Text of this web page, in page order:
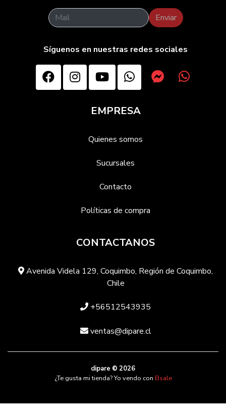
Enviar
Síguenos en nuestras redes sociales
EMPRESA
Quienes somos
Sucursales
Contacto
Políticas de compra
CONTACTANOS
Avenida Videla 129, Coquimbo, Región de Coquimbo,
Chile
+56512543935
ventas@dipare.cl
dipare © 2026
¿Te gusta mi tienda? Yo vendo con Bsale